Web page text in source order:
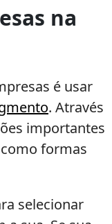
na
é usar
. Através
importantes
formas
selecionar